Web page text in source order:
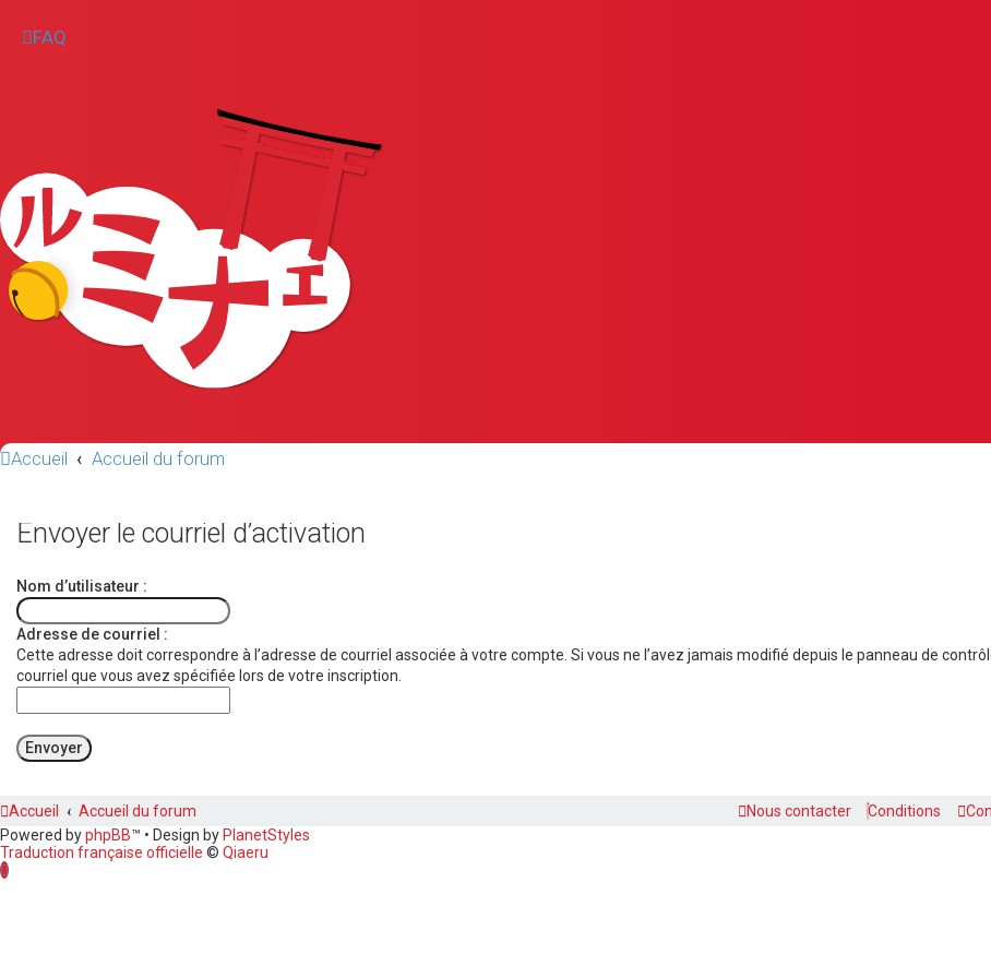
FAQ
Accueil Accueil du forum
Envoyer le courriel d’activation
Nom d’utilisateur :
Adresse de courriel :
Cette adresse doit correspondre à l’adresse de courriel associée à votre compte. Si vous ne l’avez jamais modifié depuis le panneau de
courriel que vous avez spécifiée lors de votre inscription.
Accueil Accueil du forum Conditions
Nous contacter
Powered byphpBB™ • Design by PlanetStyles
Traduction française officielle © Qiaeru